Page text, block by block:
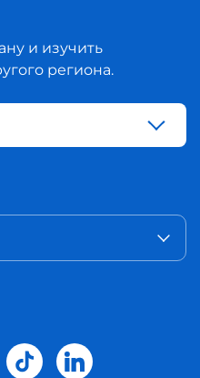
и изучить
региона.